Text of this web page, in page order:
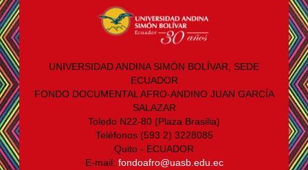
UNIVERSIDAD ANDINA SIMÓN BOLÍVAR, SEDE
ECUADOR
FONDO DOCUMENTAL AFRO-ANDINO JUAN GARCÍA
SALAZAR
Toledo N22-80 (Plaza Brasilia)
Teléfonos (593 2) 3228085
Quito - ECUADOR
E-mail: fondoafro@uasb.edu.ec